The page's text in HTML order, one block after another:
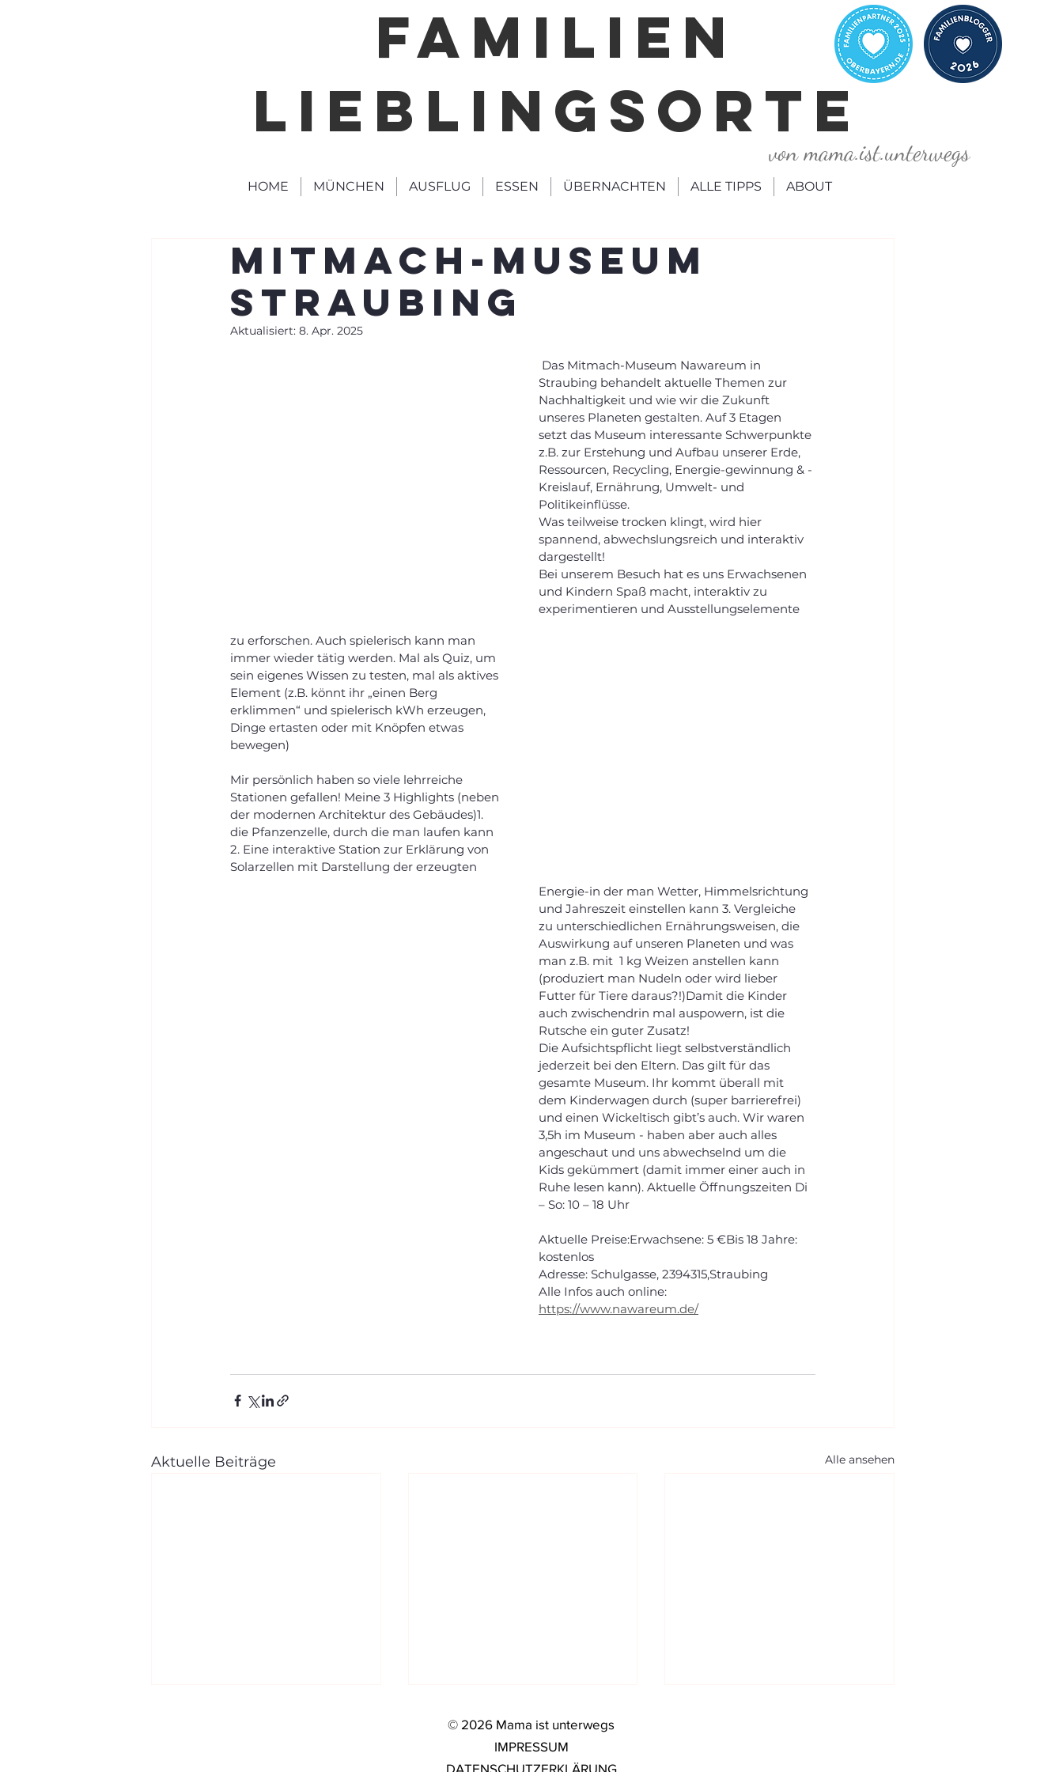
FAMILIEN
LIEBLINGSORTE
von mama.ist.unterwegs
HOME MÜNCHEN AUSFLUG ESSEN ÜBERNACHTEN ALLE TIPPS ABOUT
Mitmach-Museum
Straubing
Aktualisiert: 8. Apr. 2025
Straubing behandelt aktuelle Themen zur
Nachhaltigkeit und wie wir die Zukunft
unseres Planeten gestalten. Auf 3 Etagen
setzt das Museum interessante Schwerpunkte
z.B. zur Erstehung und Aufbau unserer Erde,
Ressourcen, Recycling, Energie-gewinnung & -
Kreislauf, Ernährung, Umwelt- und
Politikeinflüsse.
Was teilweise trocken klingt, wird hier
spannend, abwechslungsreich und interaktiv
dargestellt!
Bei unserem Besuch hat es uns Erwachsenen
und Kindern Spaß macht, interaktiv zu
experimentieren und Ausstellungselemente
zu erforschen. Auch spielerisch kann man
immer wieder tätig werden. Mal als Quiz, um
sein eigenes Wissen zu testen, mal als aktives
Element (z.B. könnt ihr „einen Berg
erklimmen“ und spielerisch kWh erzeugen,
Dinge ertasten oder mit Knöpfen etwas
bewegen)
Mir persönlich haben so viele lehrreiche
Stationen gefallen! Meine 3 Highlights (neben
der modernen Architektur des Gebäudes)1.
die Pfanzenzelle, durch die man laufen kann
2. Eine interaktive Station zur Erklärung von
Solarzellen mit Darstellung der erzeugten
Energie-in der man Wetter, Himmelsrichtung
und Jahreszeit einstellen kann 3. Vergleiche
zu unterschiedlichen Ernährungsweisen, die
Auswirkung auf unseren Planeten und was
man z.B. mit  1 kg Weizen anstellen kann
(produziert man Nudeln oder wird lieber
Futter für Tiere daraus?!)Damit die Kinder
auch zwischendrin mal auspowern, ist die
Rutsche ein guter Zusatz!
Die Aufsichtspflicht liegt selbstverständlich
jederzeit bei den Eltern. Das gilt für das
gesamte Museum. Ihr kommt überall mit
dem Kinderwagen durch (super barrierefrei)
und einen Wickeltisch gibt’s auch. Wir waren
3,5h im Museum - haben aber auch alles
angeschaut und uns abwechselnd um die
Kids gekümmert (damit immer einer auch in
Ruhe lesen kann). Aktuelle Öffnungszeiten Di
– So: 10 – 18 Uhr
Aktuelle Preise:Erwachsene: 5 €Bis 18 Jahre:
kostenlos
Adresse: Schulgasse, 2394315,Straubing
Alle Infos auch online:
https://www.nawareum.de/
Aktuelle Beiträge Alle ansehen
© 2026 Mama ist unterwegs
IMPRESSUM
DATENSCHUTZERKLÄRUNG